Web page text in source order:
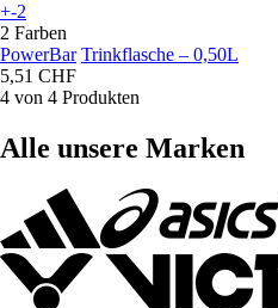
+-2
2 Farben
PowerBar Trinkflasche – 0,50L
5,51 CHF
4 von 4 Produkten
Alle unsere Marken